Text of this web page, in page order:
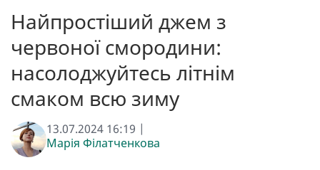
Найпростіший джем з
червоної смородини:
насолоджуйтесь літнім
смаком всю зиму
13.07.2024 16:19 |
Марія Філатченкова